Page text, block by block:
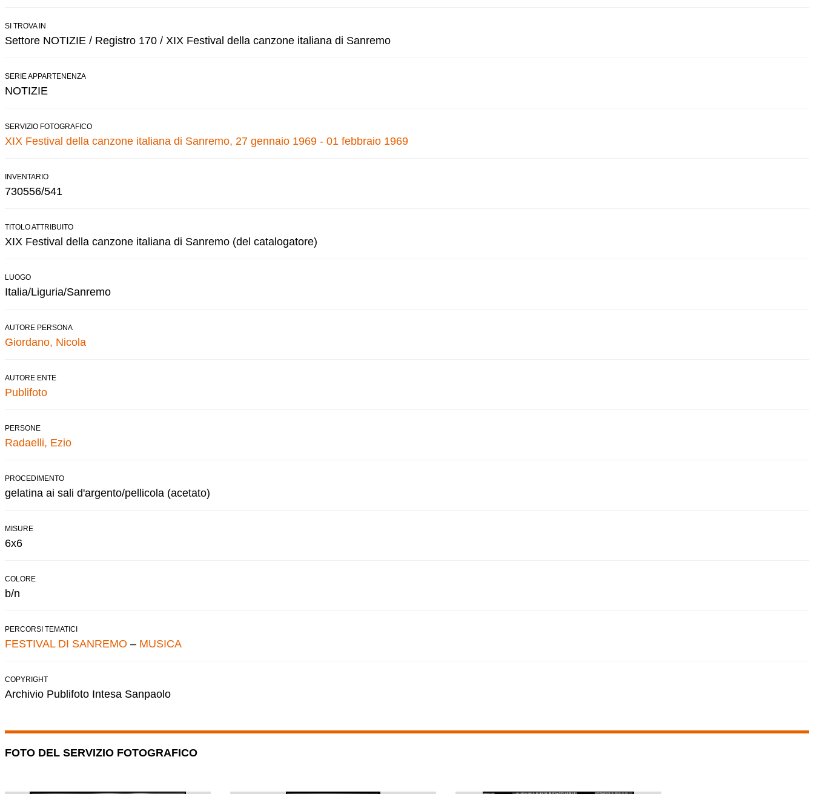
SI TROVA IN
Settore NOTIZIE / Registro 170 / XIX Festival della canzone italiana di Sanremo
SERIE APPARTENENZA
NOTIZIE
SERVIZIO FOTOGRAFICO
XIX Festival della canzone italiana di Sanremo, 27 gennaio 1969 - 01 febbraio 1969
INVENTARIO
730556/541
TITOLO ATTRIBUITO
XIX Festival della canzone italiana di Sanremo (del catalogatore)
LUOGO
Italia/Liguria/Sanremo
AUTORE PERSONA
Giordano, Nicola
AUTORE ENTE
Publifoto
PERSONE
Radaelli, Ezio
PROCEDIMENTO
gelatina ai sali d'argento/pellicola (acetato)
MISURE
6x6
COLORE
b/n
PERCORSI TEMATICI
FESTIVAL DI SANREMO – MUSICA
COPYRIGHT
Archivio Publifoto Intesa Sanpaolo
FOTO DEL SERVIZIO FOTOGRAFICO